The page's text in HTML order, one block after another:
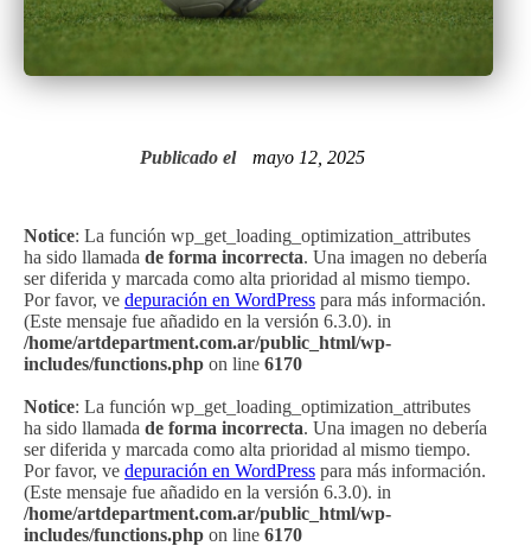
Publicado el mayo 12, 2025
Notice: La función wp_get_loading_optimization_attributes
ha sido llamada de forma incorrecta. Una imagen no debería
ser diferida y marcada como alta prioridad al mismo tiempo.
Por favor, ve depuración en WordPress para más información.
(Este mensaje fue añadido en la versión 6.3.0). in
/home/artdepartment.com.ar/public_html/wp-
includes/functions.php on line 6170
Notice: La función wp_get_loading_optimization_attributes
ha sido llamada de forma incorrecta. Una imagen no debería
ser diferida y marcada como alta prioridad al mismo tiempo.
Por favor, ve depuración en WordPress para más información.
(Este mensaje fue añadido en la versión 6.3.0). in
/home/artdepartment.com.ar/public_html/wp-
includes/functions.php on line 6170